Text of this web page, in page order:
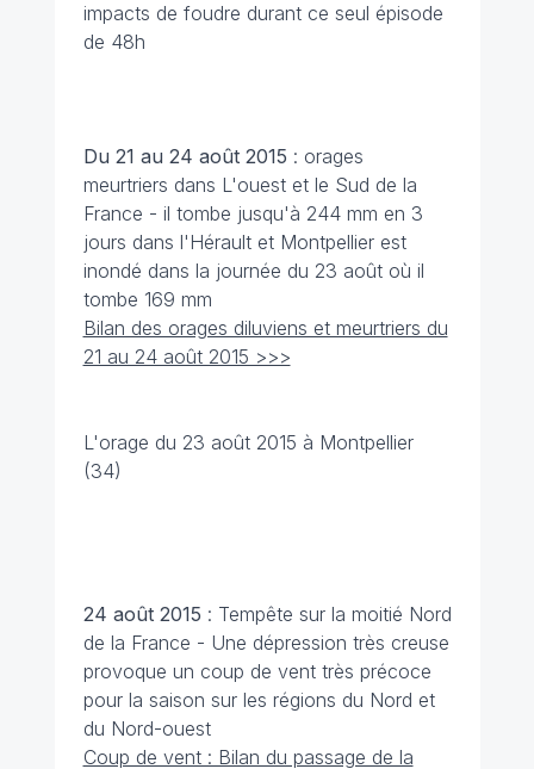
impacts de foudre durant ce seul épisode
de 48h
Du 21 au 24 août 2015 : orages
meurtriers dans L'ouest et le Sud de la
France - il tombe jusqu'à 244 mm en 3
jours dans l'Hérault et Montpellier est
inondé dans la journée du 23 août où il
tombe 169 mm
Bilan des orages diluviens et meurtriers du
21 au 24 août 2015 >>>
L'orage du 23 août 2015 à Montpellier
(34)
24 août 2015 : Tempête sur la moitié Nord
de la France - Une dépression très creuse
provoque un coup de vent très précoce
pour la saison sur les régions du Nord et
du Nord-ouest
Coup de vent : Bilan du passage de la